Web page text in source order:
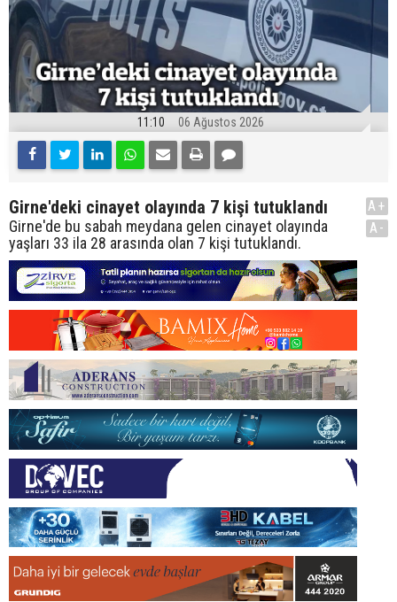
11:10 06 Ağustos 2026
Girne'deki cinayet olayında 7 kişi tutuklandı
Girne'de bu sabah meydana gelen cinayet olayında
yaşları 33 ila 28 arasında olan 7 kişi tutuklandı.
A+
A-